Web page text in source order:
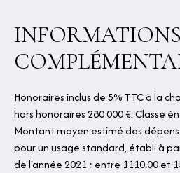
INFORMATIONS
Honoraires inclus de 5% TTC à la
hors honoraires 280 000 €. Classe
Montant moyen estimé des
pour un usage standard, établi à
de l'année 2021 : entre 1110.00 et